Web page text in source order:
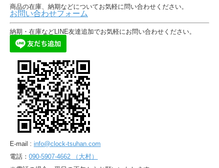
商品の在庫、納期などについてお気軽に問い合わせください。
お問い合わせフォーム
納期・在庫などLINE友達追加でお気軽にお問い合わせください。
E-mail : info@clock-tsuhan.com
電話： 090-5907-4662 （大村）